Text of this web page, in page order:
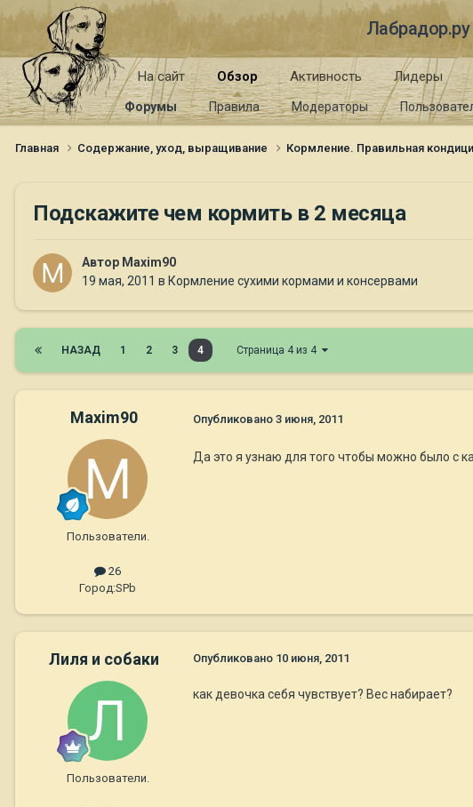
На сайт Обзор
Форумы Правила Модераторы
Активность Лидеры
Главная Содержание, уход, выращивание Кормление. Правильная
Подскажите чем кормить в 2 месяца
Автор Maxim90
19 мая, 2011 в Кормление сухими кормами и консервами
НАЗАД 1 2 3 4 Страница 4 из 4
Maxim90
Пользователи.
26
Город:SPb
Опубликовано 3 июня, 2011
Да это я узнаю для того чтобы можно было с
Лиля и собаки
Пользователи.
Опубликовано 10 июня, 2011
как девочка себя чувствует? Вес набирает?